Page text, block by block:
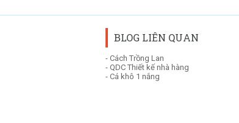
BLOG LIÊN QUAN
- Cách Trồng Lan
- QDC Thiết kế nhà hàng
- Cá khô 1 nắng